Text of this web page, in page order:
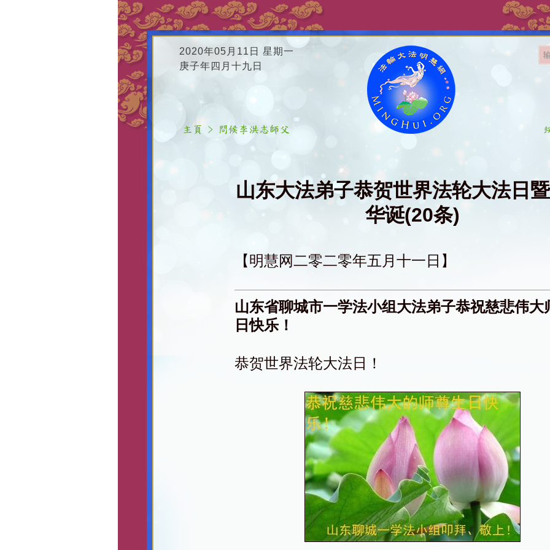
2020年05月11日 星期一
庚子年四月十九日
山东大法弟子恭贺世界法轮大法日
华诞(20条)
【明慧网二零二零年五月十一日】
山东省聊城市一学法小组大法弟子恭祝慈悲伟大
日快乐！
恭贺世界法轮大法日！